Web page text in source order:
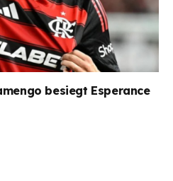
besiegt Esperance